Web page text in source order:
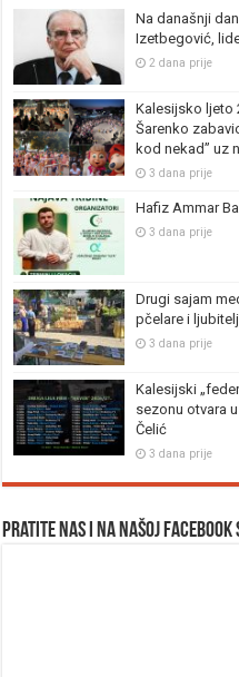
Na današnji
Izetbegović,
2 dana prije
Kalesijsko ljeto
Šarenko
kod nekad” uz
3 dana prije
Hafiz Ammar
3 dana prije
Drugi sajam
pčelare i
3 dana prije
Kalesijski
sezonu otvara
Čelić
3 dana prije
Pratite nas i na našoj